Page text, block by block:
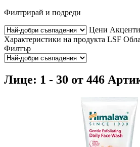
Филтрирай и подреди
Цени Акценти
Характеристики на продукта LSF
Филтър
Лице: 1 - 30 от 446